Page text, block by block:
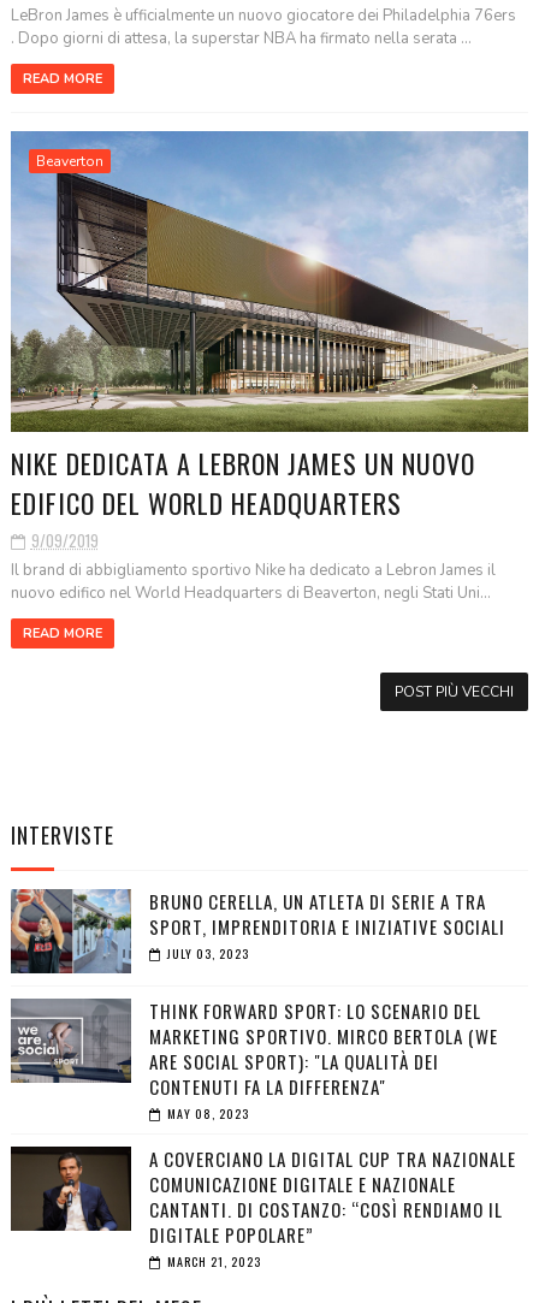
LeBron James è ufficialmente un nuovo giocatore dei Philadelphia 76ers
. Dopo giorni di attesa, la superstar NBA ha firmato nella serata ...
READ MORE
Beaverton
NIKE DEDICATA A LEBRON JAMES UN NUOVO
EDIFICO DEL WORLD HEADQUARTERS
9/09/2019
Il brand di abbigliamento sportivo Nike ha dedicato a Lebron James il
nuovo edifico nel World Headquarters di Beaverton, negli Stati Uni...
READ MORE
POST PIÙ VECCHI
INTERVISTE
BRUNO CERELLA, UN ATLETA DI SERIE A TRA
SPORT, IMPRENDITORIA E INIZIATIVE SOCIALI
JULY 03, 2023
THINK FORWARD SPORT: LO SCENARIO DEL
MARKETING SPORTIVO. MIRCO BERTOLA (WE
ARE SOCIAL SPORT): "LA QUALITÀ DEI
CONTENUTI FA LA DIFFERENZA"
MAY 08, 2023
A COVERCIANO LA DIGITAL CUP TRA NAZIONALE
COMUNICAZIONE DIGITALE E NAZIONALE
CANTANTI. DI COSTANZO: “COSÌ RENDIAMO IL
DIGITALE POPOLARE”
MARCH 21, 2023